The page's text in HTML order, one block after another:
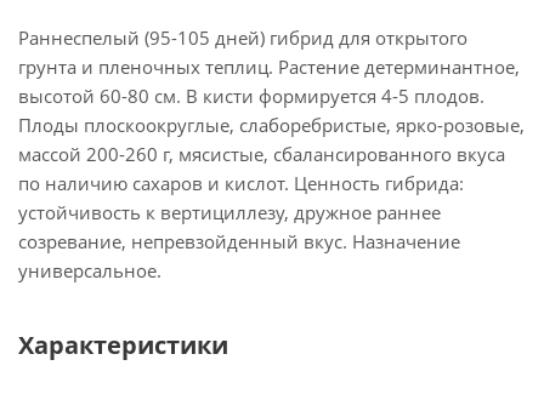
Раннеспелый (95-105 дней) гибрид для открытого
грунта и пленочных теплиц. Растение детерминантное,
высотой 60-80 см. В кисти формируется 4-5 плодов.
Плоды плоскоокруглые, слаборебристые, ярко-розовые,
массой 200-260 г, мясистые, сбалансированного вкуса
по наличию сахаров и кислот. Ценность гибрида:
устойчивость к вертициллезу, дружное раннее
созревание, непревзойденный вкус. Назначение
универсальное.
Характеристики